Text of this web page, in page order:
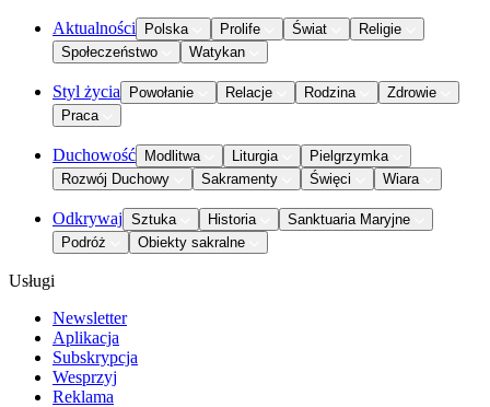
Aktualności Polska Prolife Świat
Religie
Społeczeństwo
Watykan
Styl życia Powołanie Relacje Rodzina
Zdrowie
Praca
Duchowość Modlitwa Liturgia
Pielgrzymka
Rozwój Duchowy
Sakramenty Święci Wiara
Odkrywaj Sztuka Historia
Sanktuaria Maryjne
Podróż
Obiekty sakralne
Usługi
Newsletter
Aplikacja
Subskrypcja
Wesprzyj
Reklama